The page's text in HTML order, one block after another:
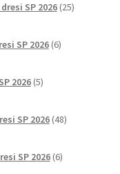
SP 2026 25izdelkov
SP 2026 6izdelkov
2026 5izdelkov
SP 2026 48izdelkov
SP 2026 6izdelkov